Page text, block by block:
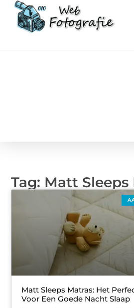
Tag: Matt
Matt Sleeps Matras: Het
Voor Een Goede Nacht Slaap